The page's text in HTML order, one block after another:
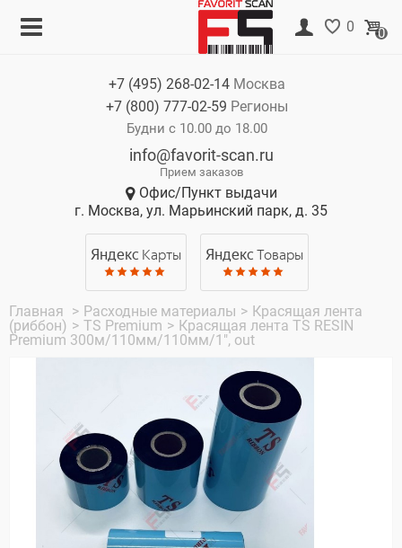
0 0
+7 (495) 268-02-14 Москва
+7 (800) 777-02-59 Регионы
Будни с 10.00 до 18.00
info@favorit-scan.ru
Прием заказов
Офис/Пункт выдачи
г. Москва, ул. Марьинский парк, д. 35
Яндекс Карты Яндекс Товары
Главная > Расходные материалы > Красящая лента
(риббон) > TS Premium > Красящая лента TS RESIN
Premium 300м/110мм/110мм/1", out
Корзина
Нет товаров